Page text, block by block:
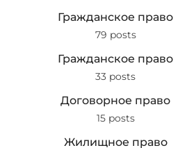
Гражданское право
79 posts
Гражданское право
33 posts
Договорное право
15 posts
Жилищное право